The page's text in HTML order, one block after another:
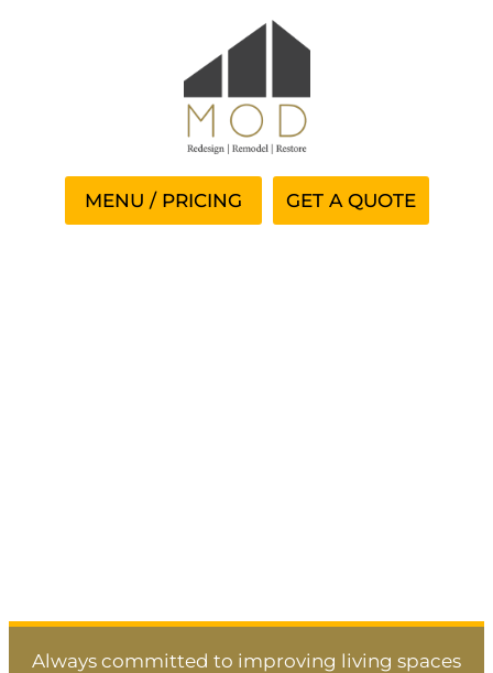
GET A QUOTE
Always committed to improving living spaces